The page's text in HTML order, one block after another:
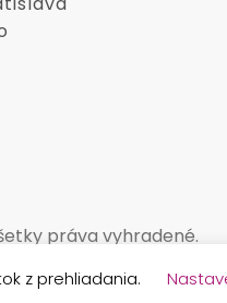
práva vyhradené.
z prehliadania.